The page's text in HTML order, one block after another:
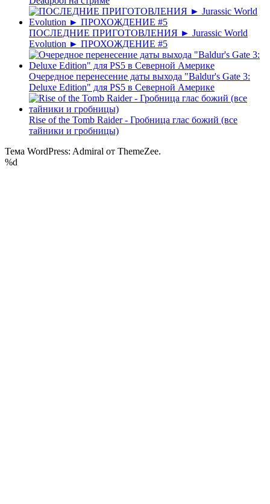
ПОСЛЕДНИЕ ПРИГОТОВЛЕНИЯ ► Jurassic World
Evolution ► ПРОХОЖДЕНИЕ #5
Очередное перенесение даты выхода "Baldur's Gate 3:
Deluxe Edition" для PS5 в Северной Америке
Rise of the Tomb Raider - Гробница глас божий (все
тайники и гробницы)
Тема WordPress: Admiral от ThemeZee.
%d